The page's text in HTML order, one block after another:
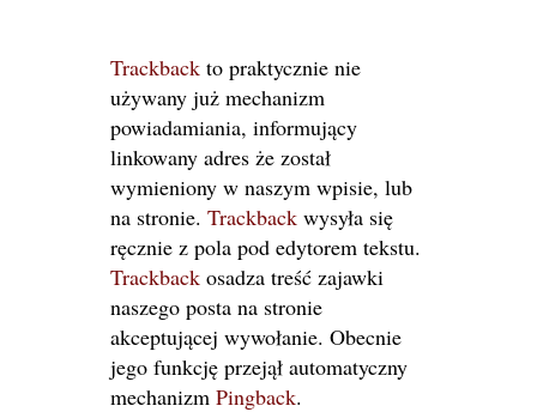
Trackback to praktycznie nie
używany już mechanizm
powiadamiania, informujący
linkowany adres że został
wymieniony w naszym wpisie, lub
na stronie. Trackback wysyła się
ręcznie z pola pod edytorem tekstu.
Trackback osadza treść zajawki
naszego posta na stronie
akceptującej wywołanie. Obecnie
jego funkcję przejął automatyczny
mechanizm Pingback.